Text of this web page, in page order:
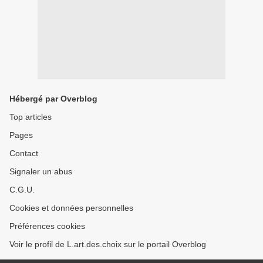
Hébergé par Overblog
Top articles
Pages
Contact
Signaler un abus
C.G.U.
Cookies et données personnelles
Préférences cookies
Voir le profil de L.art.des.choix sur le portail Overblog